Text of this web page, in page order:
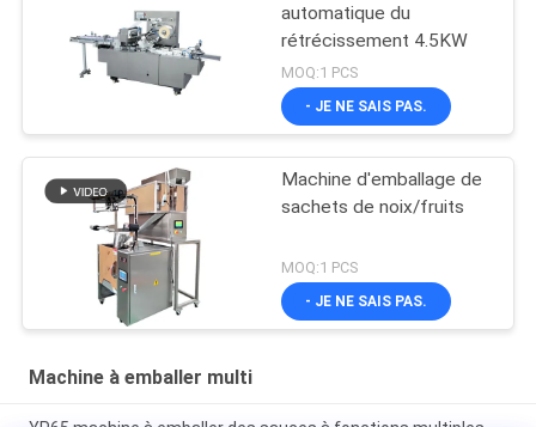
automatique du
rétrécissement 4.5KW
MOQ:1 PCS
- JE NE SAIS PAS.
Machine d'emballage de
sachets de noix/fruits
MOQ:1 PCS
- JE NE SAIS PAS.
Machine à emballer multi